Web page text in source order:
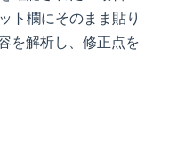
ト欄にそのまま貼り
を解析し、修正点を